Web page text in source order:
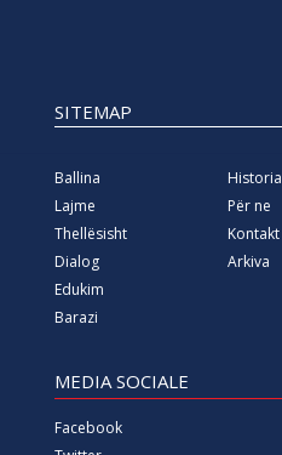
SITEMAP
Ballina
Lajme
Thellësisht
Dialog
Edukim
Barazi
Historia
Për ne
Kontakt
Arkiva
MEDIA SOCIALE
Facebook